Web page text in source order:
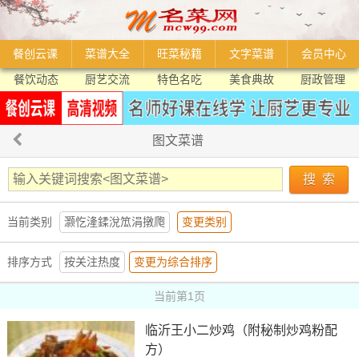
餐创云课 菜谱大全 旺菜秘籍 文字菜谱
会员中心
餐饮动态
厨艺交流 特色名吃 美食典故 厨政管理
图文菜谱
当前类别 灏忔湰鍒涗笟涓撴爮 变更类别
排序方式 按关注热度 变更为综合排序
当前第1页
临沂王小二炒鸡（附秘制炒鸡粉配
方）